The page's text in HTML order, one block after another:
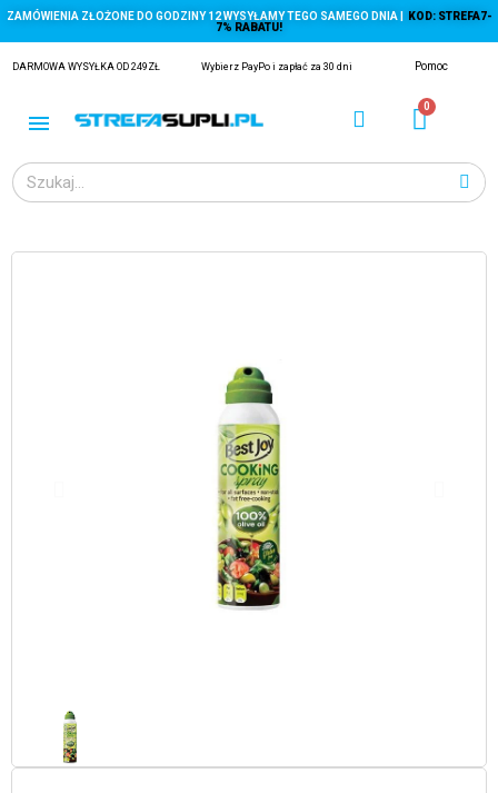
ZAMÓWIENIA ZŁOŻONE DO GODZINY 12 WYSYŁAMY TEGO SAMEGO DNIA |
KOD: STREFA7-
7% RABATU!
DARMOWA WYSYŁKA OD 249ZŁ Wybierz PayPo i zapłać za 30 dni Pomoc